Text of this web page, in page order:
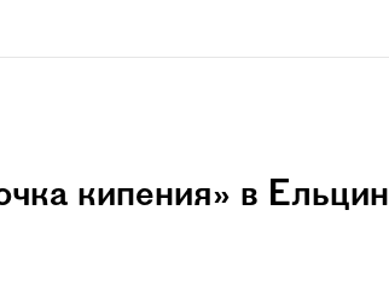
кипения» в Ельцин